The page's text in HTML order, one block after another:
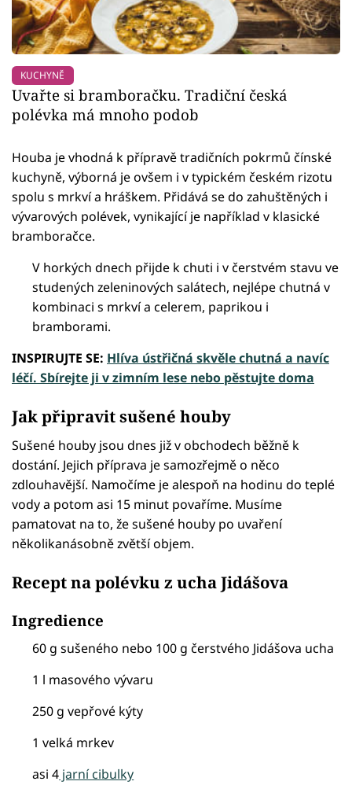
KUCHYNĚ
Uvařte si bramboračku. Tradiční česká
polévka má mnoho podob
Houba je vhodná k přípravě tradičních pokrmů čínské
kuchyně, výborná je ovšem i v typickém českém rizotu
spolu s mrkví a hráškem. Přidává se do zahuštěných i
vývarových polévek, vynikající je například v klasické
bramboračce.
V horkých dnech přijde k chuti i v čerstvém stavu ve
studených zeleninových salátech, nejlépe chutná v
kombinaci s mrkví a celerem, paprikou i
bramborami.
INSPIRUJTE SE: Hlíva ústřičná skvěle chutná a navíc
léčí. Sbírejte ji v zimním lese nebo pěstujte doma
Jak připravit sušené houby
Sušené houby jsou dnes již v obchodech běžně k
dostání. Jejich příprava je samozřejmě o něco
zdlouhavější. Namočíme je alespoň na hodinu do teplé
vody a potom asi 15 minut povaříme. Musíme
pamatovat na to, že sušené houby po uvaření
několikanásobně zvětší objem.
Recept na polévku z ucha Jidášova
Ingredience
60 g sušeného nebo 100 g čerstvého Jidášova ucha
1 l masového vývaru
250 g vepřové kýty
1 velká mrkev
asi 4 jarní cibulky